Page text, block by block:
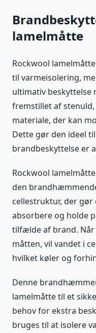
lamelmåtte
Rockwool
til varmeisolering,
ultimativ beskyttelse
fremstillet af
materiale, der kan
Dette gør den ideel
brandbeskyttelse er
Rockwool
den
cellestruktur, der
absorbere og holde
tilfælde af brand.
måtten, vil vandet i
hvilket køler og
Denne
lamelmåtte til et
behov for ekstra
bruges til at isolere